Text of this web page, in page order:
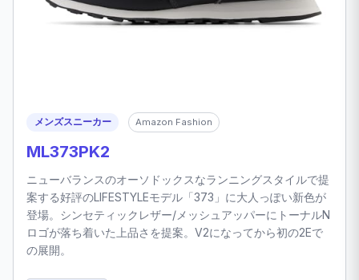
メンズスニーカー Amazon Fashion
ML373PK2
ニューバランスのオーソドックスなランニングスタイルで提
案する好評のLIFESTYLEモデル「373」に大人っぽい新色が
登場。シンセティックレザー/メッシュアッパーにトーナルN
ロゴが落ち着いた上品さを提案。V2になってから初の2Eで
の展開。